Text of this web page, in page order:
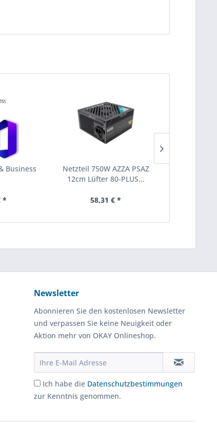
Business
*
Netzteil 750W AZZA PSAZ
12cm Lüfter 80-PLUS...
58,31 € *
Newsletter
Abonnieren Sie den kostenlosen Newsletter
und verpassen Sie keine Neuigkeit oder
Aktion mehr von OKAY Onlineshop.
Ich habe die Datenschutzbestimmungen
zur Kenntnis genommen.